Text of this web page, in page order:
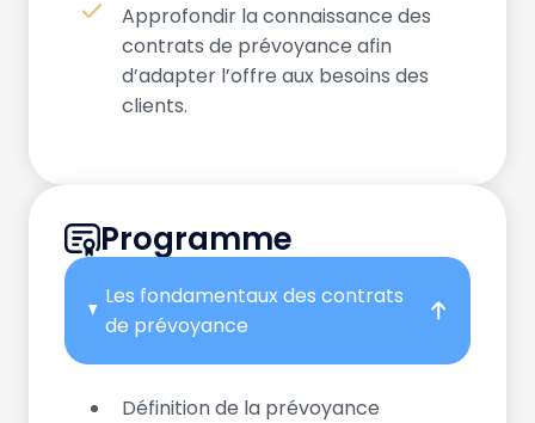
Approfondir la connaissance des
contrats de prévoyance afin
d’adapter l’offre aux besoins des
clients.
Programme
Les fondamentaux des contrats
de prévoyance
Définition de la prévoyance